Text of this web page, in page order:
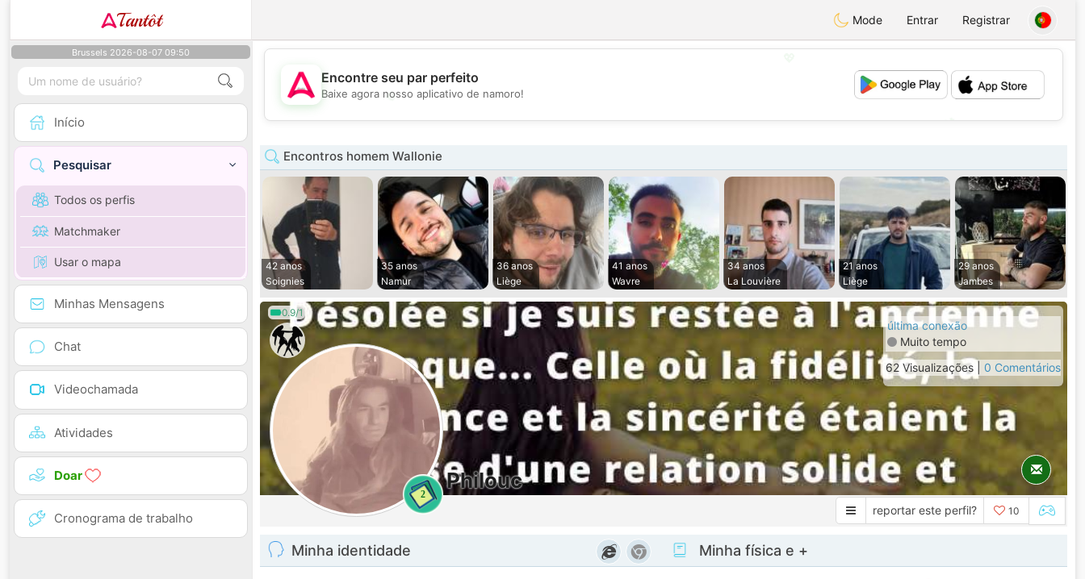
Tantôt Mode Entrar Registrar
Brussels 2026-08-07 09:50
Início
Pesquisar
Todos os perfis
Matchmaker
Usar o mapa
Minhas Mensagens
Chat
Videochamada
Atividades
Doar
Cronograma de trabalho
💖
💕
Encontre seu par perfeito
Baixe agora nosso aplicativo de namoro!
Encontros homem Wallonie
42 anos
Soignies
35 anos
Namur
36 anos
Liège
41 anos
Wavre
34 anos
La Louvière
21 anos
Liège
29 anos
Jambes
0.9/1
2
Philouc
última conexão
Muito tempo
62 Visualizações | 0 Comentários
reportar este perfil? 10
Minha identidade Minha física e +